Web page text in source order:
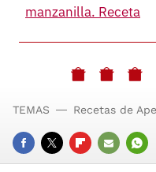
manzanilla. Receta
FACEBOOK
TWITTERFLIPBOARD
E-
TEMAS Recetas de